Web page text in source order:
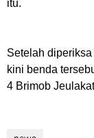
itu.
Setelah
kini benda
4 Brimob